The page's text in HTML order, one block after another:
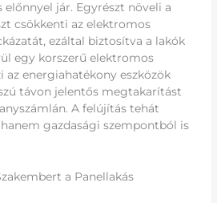
előnnyel jár. Egyrészt növeli a
csökkenti az elektromos
ezáltal biztosítva a lakók
egy korszerű elektromos
az energiahatékony eszközök
távon jelentős megtakarítást
A felújítás tehát
gazdasági szempontból is
a Panellakás